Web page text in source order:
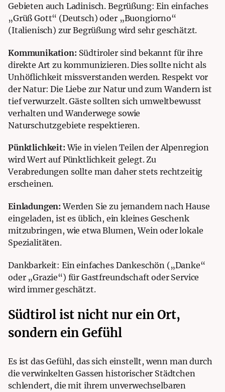
Gebieten auch Ladinisch. Begrüßung: Ein einfaches
„Grüß Gott“ (Deutsch) oder „Buongiorno“
(Italienisch) zur Begrüßung wird sehr geschätzt.
Kommunikation: Südtiroler sind bekannt für ihre
direkte Art zu kommunizieren. Dies sollte nicht als
Unhöflichkeit missverstanden werden. Respekt vor
der Natur: Die Liebe zur Natur und zum Wandern ist
tief verwurzelt. Gäste sollten sich umweltbewusst
verhalten und Wanderwege sowie
Naturschutzgebiete respektieren.
Pünktlichkeit: Wie in vielen Teilen der Alpenregion
wird Wert auf Pünktlichkeit gelegt. Zu
Verabredungen sollte man daher stets rechtzeitig
erscheinen.
Einladungen: Werden Sie zu jemandem nach Hause
eingeladen, ist es üblich, ein kleines Geschenk
mitzubringen, wie etwa Blumen, Wein oder lokale
Spezialitäten.
Dankbarkeit: Ein einfaches Dankeschön („Danke“
oder „Grazie“) für Gastfreundschaft oder Service
wird immer geschätzt.
Südtirol ist nicht nur ein Ort,
sondern ein Gefühl
Es ist das Gefühl, das sich einstellt, wenn man durch
die verwinkelten Gassen historischer Städtchen
schlendert, die mit ihrem unverwechselbaren